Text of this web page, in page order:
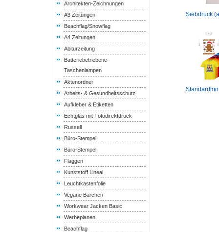
Architekten-Zeichnungen
A3 Zeitungen
Beachflag/Snowflag
A4 Zeitungen
Abiturzeitung
Batteriebetriebene-
Taschenlampen
Aktenordner
Arbeits- & Gesundheitsschutz
Aufkleber & Etiketten
Echtglas mit Fotodirektdruck
Russell
Büro-Stempel
Büro-Stempel
Flaggen
Kunststoff Lineal
Leuchtkastenfolie
Vegane Bärchen
Workwear Jacken Basic
Werbeplanen
Beachflag
Siebdruck